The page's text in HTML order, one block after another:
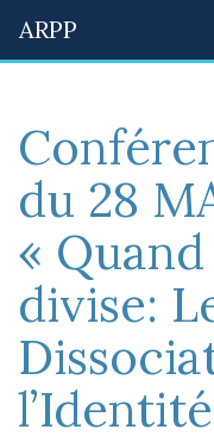
ARPP
du 28
«
divise: